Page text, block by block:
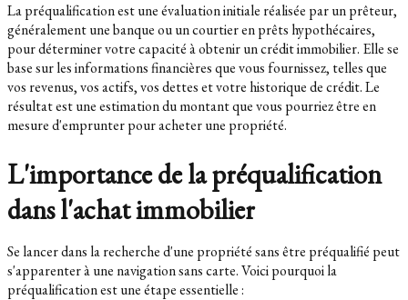
La préqualification est une évaluation initiale réalisée par un prêteur,
généralement une banque ou un courtier en prêts hypothécaires,
pour déterminer votre capacité à obtenir un crédit immobilier. Elle se
base sur les informations financières que vous fournissez, telles que
vos revenus, vos actifs, vos dettes et votre historique de crédit. Le
résultat est une estimation du montant que vous pourriez être en
mesure d'emprunter pour acheter une propriété.
L'importance de la préqualification
dans l'achat immobilier
Se lancer dans la recherche d'une propriété sans être préqualifié peut
s'apparenter à une navigation sans carte. Voici pourquoi la
préqualification est une étape essentielle :